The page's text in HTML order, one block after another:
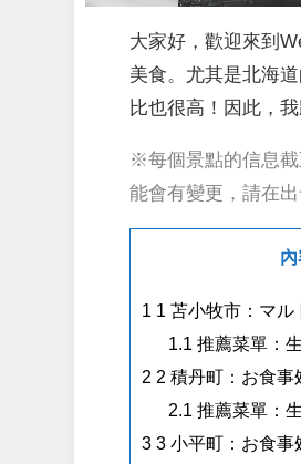
大家好，歡迎來到
美食。尤其是北海
比也很高！因此，
※每個景點的信息截
能會有變更，請在出
內
1 1 苫小牧市：マル
1.1 推薦菜單：
2 2 積丹町：お食事
2.1 推薦菜單：
3 3 小平町：お食事